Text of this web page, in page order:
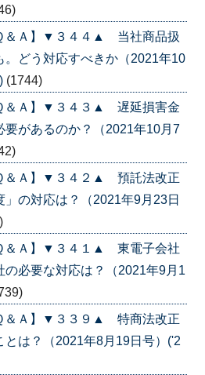
＆Ａ】▼３４４▲ 当社商品扱
。どう対応すべきか（2021年10
(1744)
＆Ａ】▼３４３▲ 遅延損害金
要があるのか？（2021年10月7
＆Ａ】▼３４２▲ 預託法改正
の対応は？（2021年9月23日
＆Ａ】▼３４１▲ 東電子会社
の必要な対応は？（2021年9月1
＆Ａ】▼３３９▲ 特商法改正
とは？（2021年8月19日号）('2